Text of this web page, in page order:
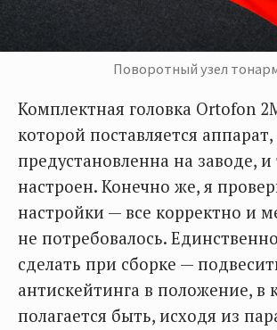
Поворотный узел
Комплектная головка Ortofon
которой поставляется аппарат,
предустановленна на заводе,
настроен. Конечно же, я
настройки — все корректно и
не потребовалось.
сделать при сборке —
антискейтинга в положение, в
полагается быть, исходя из